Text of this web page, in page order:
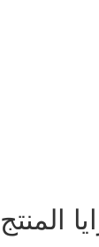
المنتج